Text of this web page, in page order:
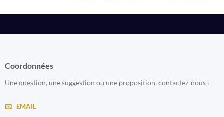
Coordonnées
Une question, une suggestion ou une proposition, contactez-nous :
EMAIL